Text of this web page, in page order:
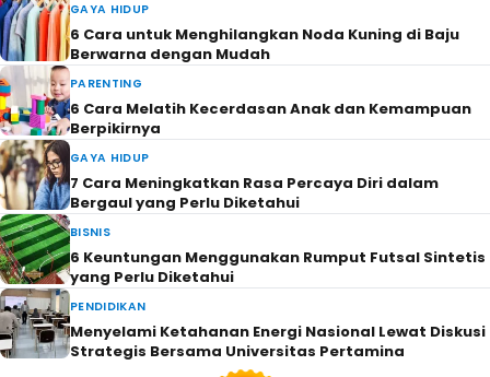
GAYA HIDUP
6 Cara untuk Menghilangkan Noda Kuning di Baju
Berwarna dengan Mudah
PARENTING
6 Cara Melatih Kecerdasan Anak dan Kemampuan
Berpikirnya
GAYA HIDUP
7 Cara Meningkatkan Rasa Percaya Diri dalam
Bergaul yang Perlu Diketahui
BISNIS
6 Keuntungan Menggunakan Rumput Futsal Sintetis
yang Perlu Diketahui
PENDIDIKAN
Menyelami Ketahanan Energi Nasional Lewat Diskusi
Strategis Bersama Universitas Pertamina